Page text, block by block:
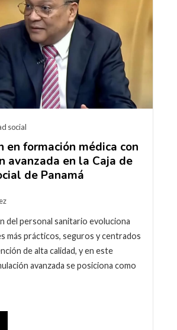
social
en formación médica con
avanzada en la Caja de
de Panamá
del personal sanitario evoluciona
más prácticos, seguros y centrados
de alta calidad, y en este
avanzada se posiciona como